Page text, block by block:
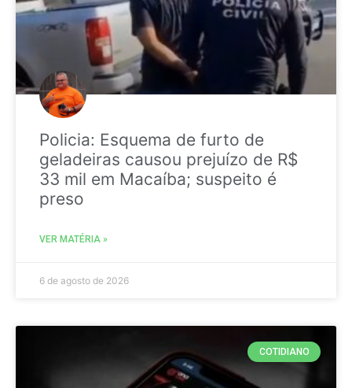
Policia: Esquema de furto de
geladeiras causou prejuízo de R$
33 mil em Macaíba; suspeito é
preso
VER MATÉRIA »
6 de agosto de 2026
COTIDIANO